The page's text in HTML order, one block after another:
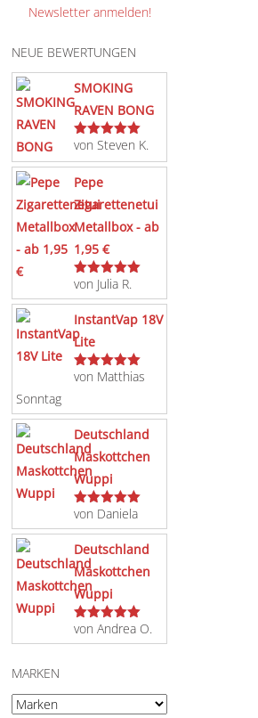
Newsletter anmelden!
NEUE BEWERTUNGEN
SMOKING
RAVEN BONG
Bewertet
mit5von 5
von Steven K.
Pepe
Zigarettenetui
Metallbox - ab
1,95 €
Bewertet
mit5von 5
von Julia R.
InstantVap 18V
Lite
Bewertet
von Matthias
Sonntag
Deutschland
Maskottchen
Wuppi
Bewertet
mit5von 5
von Daniela
Deutschland
Maskottchen
Wuppi
Bewertet
mit5von 5
von Andrea O.
MARKEN